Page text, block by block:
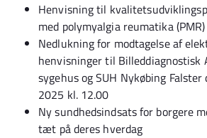
Henvisning til
med polymyalgia reumatika (PMR)
Nedlukning for modtagelse af
henvisninger til Billeddiagnostisk
sygehus og SUH Nykøbing
2025 kl. 12.00
Ny sundhedsindsats for borgere
tæt på deres hverdag